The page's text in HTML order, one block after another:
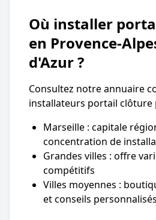
Où installer
en Provence-
d'Azur ?
Consultez notre annuaire
installateurs portail clôture
Marseille : capitale
concentration de
Grandes villes : offre
compétitifs
Villes moyennes :
et conseils personnalisés